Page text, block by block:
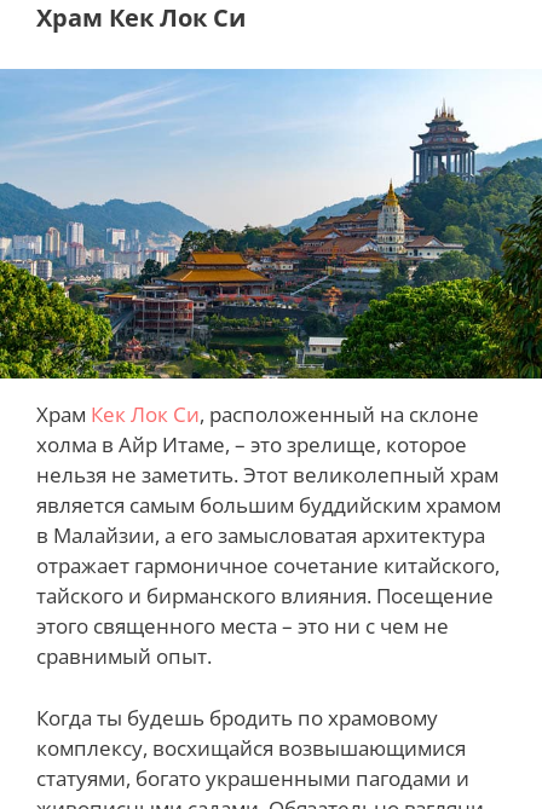
Храм Кек Лок Си
Храм Кек Лок Си, расположенный на склоне
холма в Айр Итаме, – это зрелище, которое
нельзя не заметить. Этот великолепный храм
является самым большим буддийским храмом
в Малайзии, а его замысловатая архитектура
отражает гармоничное сочетание китайского,
тайского и бирманского влияния. Посещение
этого священного места – это ни с чем не
сравнимый опыт.
Когда ты будешь бродить по храмовому
комплексу, восхищайся возвышающимися
статуями, богато украшенными пагодами и